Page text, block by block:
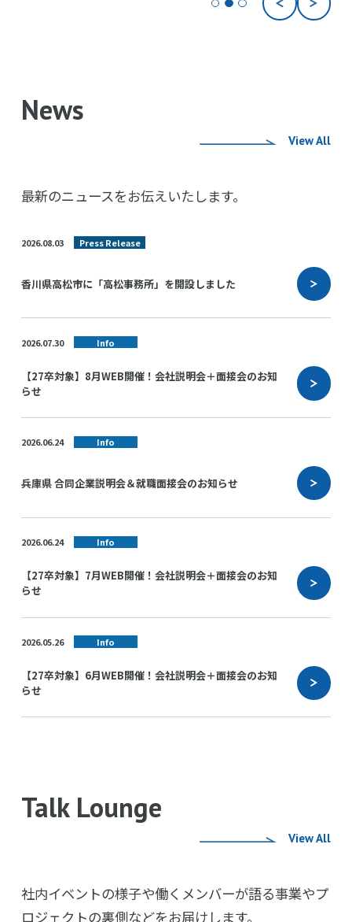
News
View All
最新のニュースをお伝えいたします。
2026.08.03 Press Release
香川県高松市に「高松事務所」を開設しました
2026.07.30 Info
【27卒対象】8月WEB開催！会社説明会＋面接会のお知
らせ
2026.06.24 Info
兵庫県 合同企業説明会＆就職面接会のお知らせ
2026.06.24 Info
【27卒対象】7月WEB開催！会社説明会＋面接会のお知
らせ
2026.05.26 Info
【27卒対象】6月WEB開催！会社説明会＋面接会のお知
らせ
Talk Lounge
View All
社内イベントの様子や働くメンバーが語る事業やプ
ロジェクトの裏側などをお届けします。